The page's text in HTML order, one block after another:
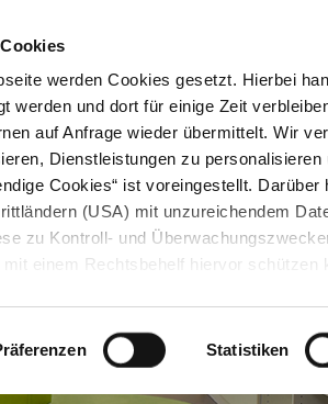
werden Cookies gesetzt. Hierbei
werden und dort für einige Zeit
auf Anfrage wieder übermittelt. Wir
Dienstleistungen zu
Cookies“ ist voreingestellt.
(USA) mit unzureichendem
zu Kontroll- und
einem Rechtsbehelf hiervor schützen
Die von Ihnen getroffene
Zukunft angepasst oder
Statistiken
STARTSEITE